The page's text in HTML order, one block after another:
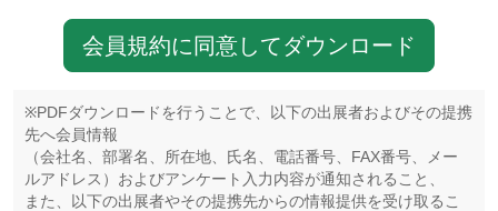
会員規約に同意してダウンロード
※PDFダウンロードを行うことで、以下の出展者およびその提携
先へ会員情報
（会社名、部署名、所在地、氏名、電話番号、FAX番号、メー
ルアドレス）およびアンケート入力内容が通知されること、
また、以下の出展者やその提携先からの情報提供を受け取るこ